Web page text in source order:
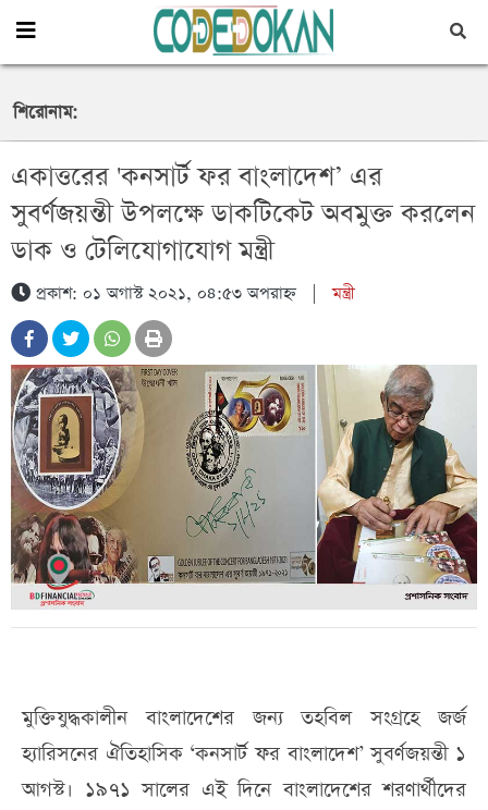
শিরোনাম:
উখিয়া থানা পুলিশের অভিযানে ইয়াবা সহ একজন মাদক
কারবারি গ্রেফতার
ইয়াবা ও ০১ টি গাঁজার গাছসহ ০৪ জন মাদক ব্যবসায়ী’কে
গ্রেফতার করেছে র‌্যাব-৪
একাত্তরের 'কনসার্ট ফর বাংলাদেশ’ এর
সুবর্ণজয়ন্তী উপলক্ষে ডাকটিকেট অবমুক্ত করলেন
ডাক ও টেলিযোগাযোগ মন্ত্রী
প্রকাশ: ০১ অগাস্ট ২০২১, ০৪:৫৩ অপরাহ্ন|মন্ত্রী
মুক্তিযুদ্ধকালীন বাংলাদেশের জন্য তহবিল সংগ্রহে জর্জ
হ্যারিসনের ঐতিহাসিক ‘কনসার্ট ফর বাংলাদেশ’ সুবর্ণজয়ন্তী ১
আগস্ট। ১৯৭১ সালের এই দিনে বাংলাদেশের শরণার্থীদের